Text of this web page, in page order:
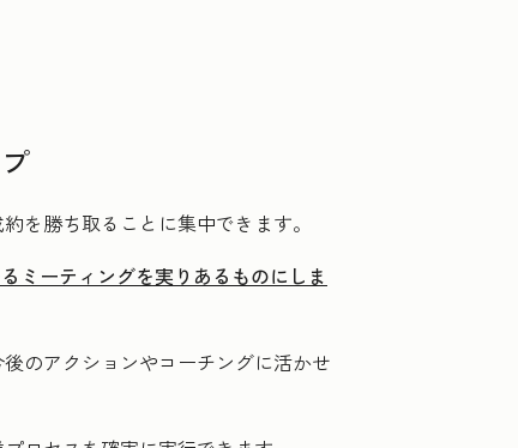
を勝ち取ることに集中できます。
ミーティングを実りあるものにしま
のアクションやコーチングに活かせ